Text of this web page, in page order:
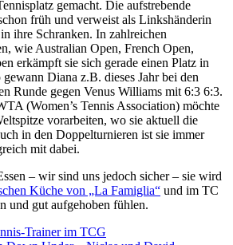
gemacht. Die aufstrebende
früh und verweist als Linkshänderin
ihre Schranken. In zahlreichen
wie Australian Open, French Open,
erkämpft sie sich gerade einen Platz in
Diana z.B. dieses Jahr bei den
Runde gegen Venus Williams mit 6:3 6:3.
(Women’s Tennis Association) möchte
vorarbeiten, wo sie aktuell die
in den Doppelturnieren ist sie immer
mit dabei.
– wir sind uns jedoch sicher – sie wird
Küche von „La Famiglia“ und im TC
und gut aufgehoben fühlen.
Trainer im TCG